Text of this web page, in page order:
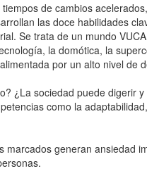
de cambios
las doce habilidades
Se trata de un mundo
la domótica, la
por un alto nivel de
¿La sociedad puede digerir
como la
generan ansiedad